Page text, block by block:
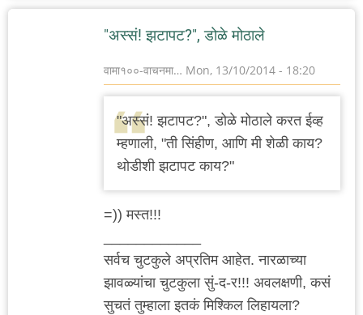
"अस्सं! झटापट?", डोळे मोठाले
वामा१००-वाचनमा… Mon, 13/10/2014 - 18:20
"अस्सं! झटापट?", डोळे मोठाले करत ईव्ह
म्हणाली, "ती सिंहीण, आणि मी शेळी काय?
थोडीशी झटापट काय?"
=)) मस्त!!!
सर्वच चुटकुले अप्रतिम आहेत. नारळाच्या
झावळ्यांचा चुटकुला सुं-द-र!!! अवलक्षणी, कसं
सुचतं तुम्हाला इतकं मिश्किल लिहायला?